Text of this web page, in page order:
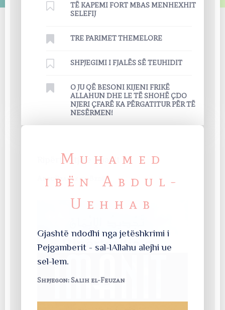
TË KAPEMI FORT MBAS MENHEXHIT
SELEFIJ
TRE PARIMET THEMELORE
SHPJEGIMI I FJALËS SË TEUHIDIT
O JU QË BESONI KIJENI FRIKË
ALLAHUN DHE LE TË SHOHË ÇDO
NJERI ÇFARË KA PËRGATITUR PËR TË
NESËRMEN!
Muhamed
ibën Abdul-
Uehhab
Gjashtë ndodhi nga jetëshkrimi i
Pejgamberit - sal-lAllahu alejhi ue
sel-lem.
Shpjegon: Salih el-Feuzan